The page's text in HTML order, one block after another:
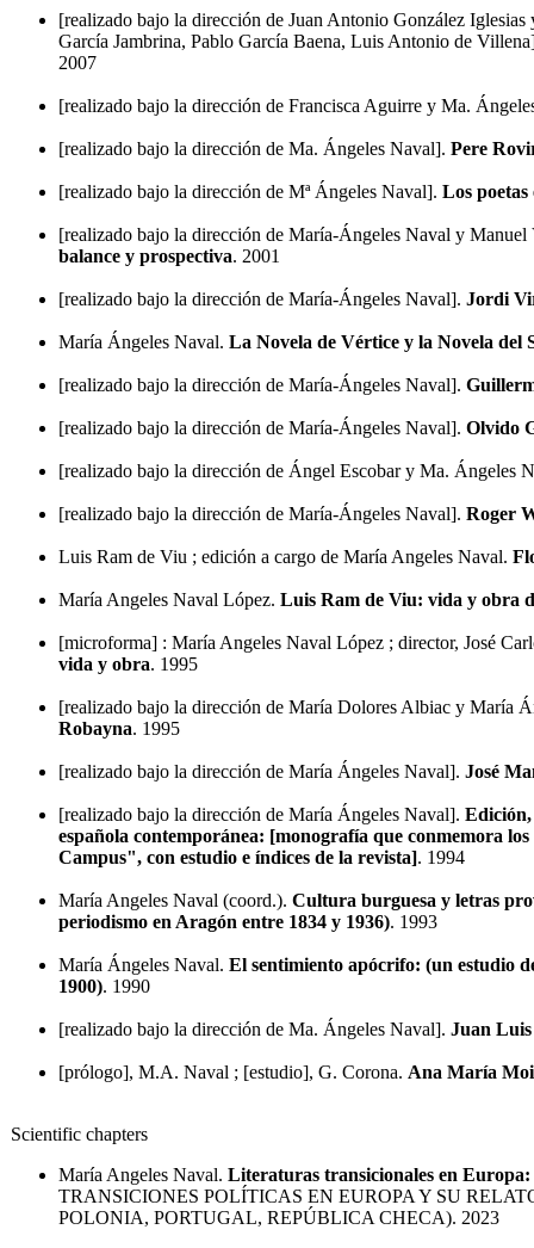
[realizado bajo la dirección de Juan Antonio González
García Jambrina, Pablo García Baena, Luis Antonio de
2007
[realizado bajo la dirección de Francisca Aguirre y Ma.
[realizado bajo la dirección de Ma. Ángeles Naval]. Pere
[realizado bajo la dirección de Mª Ángeles Naval]. Los
[realizado bajo la dirección de María-Ángeles Naval y
balance y prospectiva. 2001
[realizado bajo la dirección de María-Ángeles Naval]. Jordi
María Ángeles Naval. La Novela de Vértice y la Novela del
[realizado bajo la dirección de María-Ángeles Naval].
[realizado bajo la dirección de María-Ángeles Naval]. Olvido
[realizado bajo la dirección de Ángel Escobar y Ma. Ángeles
[realizado bajo la dirección de María-Ángeles Naval]. Roger
Luis Ram de Viu ; edición a cargo de María Angeles Naval.
María Angeles Naval López. Luis Ram de Viu: vida y obra
[microforma] : María Angeles Naval López ; director, José
vida y obra. 1995
[realizado bajo la dirección de María Dolores Albiac y María
Robayna. 1995
[realizado bajo la dirección de María Ángeles Naval]. José
[realizado bajo la dirección de María Ángeles Naval].
española contemporánea: [monografía que conmemora
Campus", con estudio e índices de la revista]. 1994
María Angeles Naval (coord.). Cultura burguesa y letras
periodismo en Aragón entre 1834 y 1936). 1993
María Ángeles Naval. El sentimiento apócrifo: (un estudio
1900). 1990
[realizado bajo la dirección de Ma. Ángeles Naval]. Juan
[prólogo], M.A. Naval ; [estudio], G. Corona. Ana María
Scientific chapters
María Angeles Naval. Literaturas transicionales en
TRANSICIONES POLÍTICAS EN EUROPA Y SU
POLONIA, PORTUGAL, REPÚBLICA CHECA). 2023